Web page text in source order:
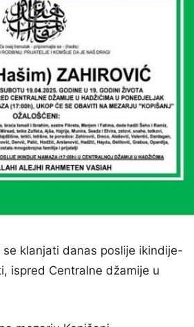
klanjati danas poslije ikindije-
ispred Centralne džamije u